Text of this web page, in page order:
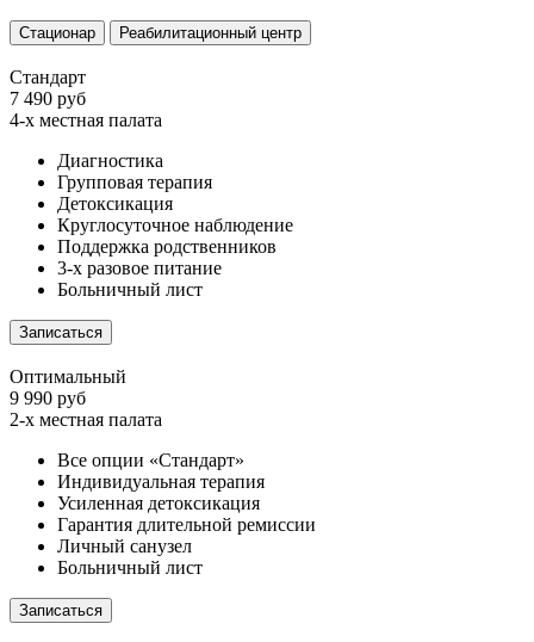
Стационар Реабилитационный центр
Стандарт
7 490 руб
4-х местная палата
Диагностика
Групповая терапия
Детоксикация
Круглосуточное наблюдение
Поддержка родственников
3-х разовое питание
Больничный лист
Записаться
Оптимальный
9 990 руб
2-х местная палата
Все опции «Стандарт»
Индивидуальная терапия
Усиленная детоксикация
Гарантия длительной ремиссии
Личный санузел
Больничный лист
Записаться